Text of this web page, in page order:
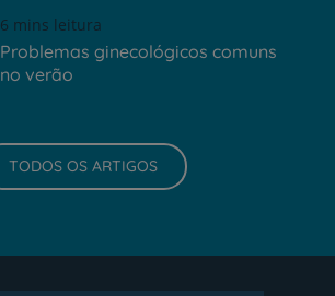
6 mins leitura
Problemas ginecológicos comuns
no verão
TODOS OS ARTIGOS